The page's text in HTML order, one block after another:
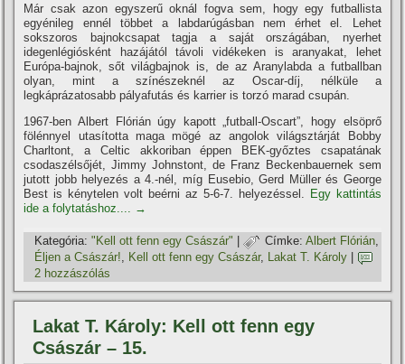
Már csak azon egyszerű oknál fogva sem, hogy egy futballista
egyénileg ennél többet a labdarúgásban nem érhet el. Lehet
sokszoros bajnokcsapat tagja a saját országában, nyerhet
idegenlégiósként hazájától távoli vidékeken is aranyakat, lehet
Európa-bajnok, sőt világbajnok is, de az Aranylabda a futballban
olyan, mint a szí­nészeknél az Oscar-dí­j, nélküle a
legkáprázatosabb pályafutás és karrier is torzó marad csupán.
1967-ben Albert Flórián úgy kapott „futball-Oscart”, hogy elsöprő
fölénnyel utasí­totta maga mögé az angolok világsztárját Bobby
Charltont, a Celtic akkoriban éppen BEK-győztes csapatának
csodaszélsőjét, Jimmy Johnstont, de Franz Beckenbauernek sem
jutott jobb helyezés a 4.-nél, mí­g Eusebio, Gerd Müller és George
Best is kénytelen volt beérni az 5-6-7. helyezéssel.
Egy kattintás
ide a folytatáshoz....
→
Kategória: "Kell ott fenn egy Császár" | Címke: Albert Flórián,
Éljen a Császár!, Kell ott fenn egy Császár, Lakat T. Károly
2 hozzászólás
Lakat T. Károly: Kell ott fenn egy
Császár – 15.